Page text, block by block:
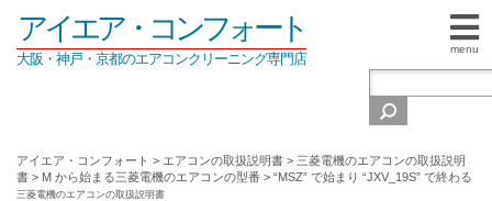
menu
アイエア・コンフォート
大阪・神戸・京都のエアコンクリーニング専門店
アイエア・コンフォート > エアコンの取扱説明書 > 三菱電機のエアコンの取扱説明
書 > M から始まる三菱電機のエアコンの型番 > “MSZ” で始まり “JXV_19S” で終わる
三菱電機のエアコンの取扱説明書